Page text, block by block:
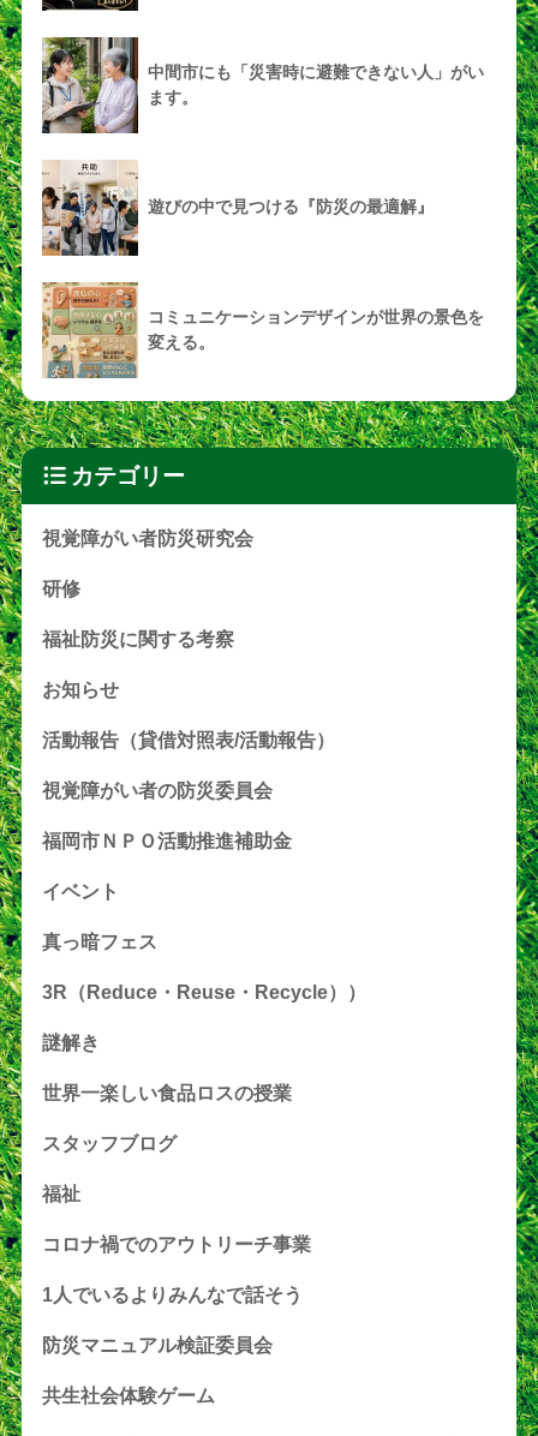
中間市にも「災害時に避難できない人」がい
ます。
遊びの中で見つける『防災の最適解』
コミュニケーションデザインが世界の景色を
変える。
カテゴリー
視覚障がい者防災研究会
研修
福祉防災に関する考察
お知らせ
活動報告（貸借対照表/活動報告）
視覚障がい者の防災委員会
福岡市ＮＰＯ活動推進補助金
イベント
真っ暗フェス
3R（Reduce・Reuse・Recycle））
謎解き
世界一楽しい食品ロスの授業
スタッフブログ
福祉
コロナ禍でのアウトリーチ事業
1人でいるよりみんなで話そう
防災マニュアル検証委員会
共生社会体験ゲーム